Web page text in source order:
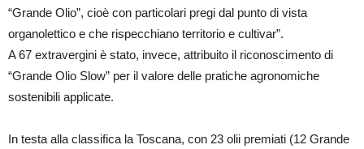
“Grande Olio”, cioè con particolari pregi dal punto di vista
organolettico e che rispecchiano territorio e cultivar”.
A 67 extravergini è stato, invece, attribuito il riconoscimento di
“Grande Olio Slow” per il valore delle pratiche agronomiche
sostenibili applicate.
In testa alla classifica la Toscana, con 23 olii premiati (12 Grande